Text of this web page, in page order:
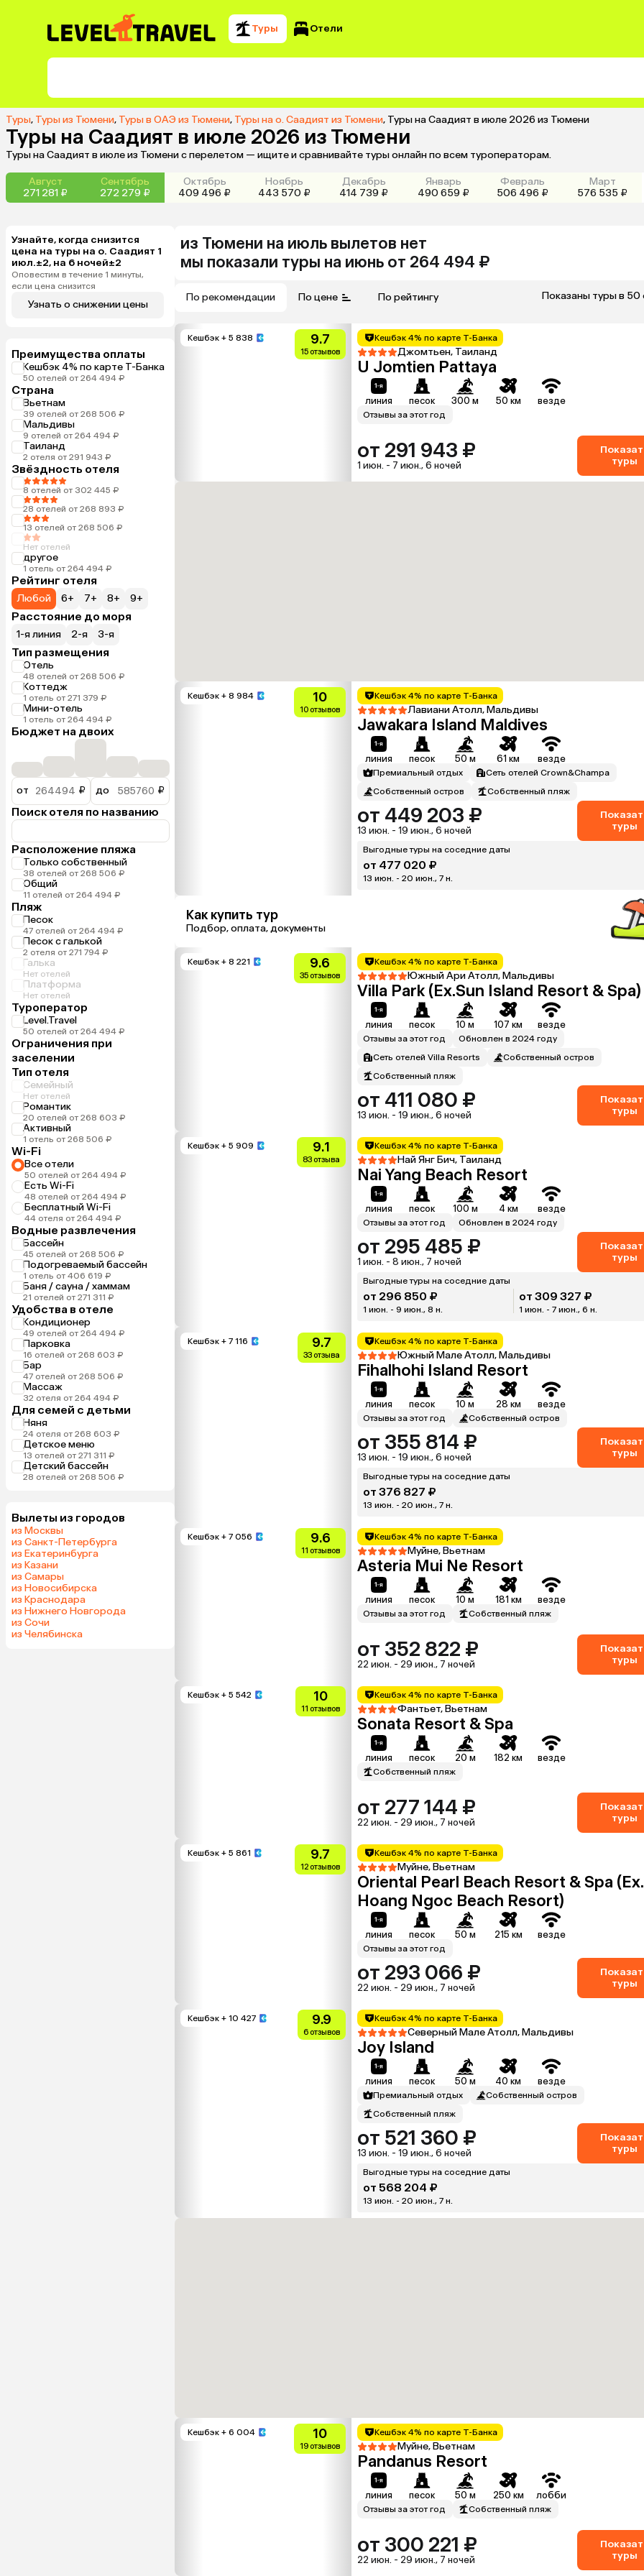
Туры Отели
Туры, Туры из Тюмени, Туры в ОАЭ из Тюмени, Туры на о. Саадият из Тюмени, Туры на Саадият в июле 2026 из Тюмени
Туры на Саадият в июле 2026 из Тюмени
Туры на Саадият в июле из Тюмени с перелетом — ищите и сравнивайте туры онлайн по всем туроператорам.
Август
271 281 ₽
Сентябрь
272 279 ₽
Октябрь
409 496 ₽
Ноябрь
443 570 ₽
Декабрь
414 739 ₽
Январь
490 659 ₽
Февраль
506 496 ₽
Март
576 535 ₽
Узнайте, когда снизится
цена на туры на о. Саадият 1
июл.±2, на 6 ночей±2
Оповестим в течение 1 минуты,
если цена снизится
Узнать о снижении цены
Преимущества оплаты
Кешбэк 4% по карте Т-Банка
50 отелей от 264 494 ₽
Страна
Вьетнам
39 отелей от 268 506 ₽
Мальдивы
9 отелей от 264 494 ₽
Таиланд
2 отеля от 291 943 ₽
Звёздность отеля
8 отелей от 302 445 ₽
28 отелей от 268 893 ₽
13 отелей от 268 506 ₽
Нет отелей
другое
1 отель от 264 494 ₽
Рейтинг отеля
Любой 6+ 7+ 8+ 9+
Расстояние до моря
1-я линия 2-я 3-я
Тип размещения
Отель
48 отелей от 268 506 ₽
Коттедж
1 отель от 271 379 ₽
Мини-отель
1 отель от 264 494 ₽
Бюджет на двоих
от ₽ до ₽
Поиск отеля по названию
Расположение пляжа
Только собственный
38 отелей от 268 506 ₽
Общий
11 отелей от 264 494 ₽
Пляж
Песок
47 отелей от 264 494 ₽
Песок с галькой
2 отеля от 271 794 ₽
Галька
Нет отелей
Платформа
Нет отелей
Туроператор
Level.Travel
50 отелей от 264 494 ₽
Ограничения при
заселении
Тип отеля
Семейный
Нет отелей
Романтик
20 отелей от 268 603 ₽
Активный
1 отель от 268 506 ₽
Wi-Fi
Все отели
50 отелей от 264 494 ₽
Есть Wi-Fi
48 отелей от 264 494 ₽
Бесплатный Wi-Fi
44 отеля от 264 494 ₽
Водные развлечения
Бассейн
45 отелей от 268 506 ₽
Подогреваемый бассейн
1 отель от 406 619 ₽
Баня / сауна / хаммам
21 отелей от 271 311 ₽
Удобства в отеле
Кондиционер
49 отелей от 264 494 ₽
Парковка
16 отелей от 268 603 ₽
Бар
47 отелей от 268 506 ₽
Массаж
32 отеля от 264 494 ₽
Для семей с детьми
Няня
24 отеля от 268 603 ₽
Детское меню
13 отелей от 271 311 ₽
Детский бассейн
28 отелей от 268 506 ₽
Вылеты из городов
из Москвы
из Санкт-Петербурга
из Екатеринбурга
из Казани
из Самары
из Новосибирска
из Краснодара
из Нижнего Новгорода
из Сочи
из Челябинска
из Тюмени на июль вылетов нет
мы показали туры на июнь от 264 494 ₽
По рекомендации По цене По рейтингу Показаны туры в 50
Кешбэк + 5 838 9.7
15 отзывов
Кешбэк 4% по карте Т-Банка
Джомтьен, Таиланд
U Jomtien Pattaya
линия песок 300 м 50 км везде
Отзывы за этот год
от 291 943 ₽
1 июн. - 7 июн., 6 ночей
туры
Кешбэк + 8 984 10
10 отзывов
Кешбэк 4% по карте Т-Банка
Лавиани Атолл, Мальдивы
Jawakara Island Maldives
линия песок 50 м 61 км везде
Премиальный отдых
Сеть отелей Crown&Champa
Собственный остров
Собственный пляж
от 449 203 ₽
13 июн. - 19 июн., 6 ночей
туры
Выгодные туры на соседние даты
от 477 020 ₽
13 июн. - 20 июн., 7 н.
Как купить тур
Подбор, оплата, документы
Кешбэк + 8 221 9.6
35 отзывов
Кешбэк 4% по карте Т-Банка
Южный Ари Атолл, Мальдивы
Villa Park (Ex.Sun Island Resort & Spa)
линия песок 10 м 107 км везде
Отзывы за этот год
Обновлен в 2024 году
Сеть отелей Villa Resorts
Собственный остров
Собственный пляж
от 411 080 ₽
13 июн. - 19 июн., 6 ночей
туры
Кешбэк + 5 909 9.1
83 отзыва
Кешбэк 4% по карте Т-Банка
Най Янг Бич, Таиланд
Nai Yang Beach Resort
линия песок 100 м 4 км везде
Отзывы за этот год Обновлен в 2024 году
от 295 485 ₽
1 июн. - 8 июн., 7 ночей
туры
Выгодные туры на соседние даты
от 296 850 ₽
1 июн. - 9 июн., 8 н.
от 309 327 ₽
1 июн. - 7 июн., 6 н.
Кешбэк + 7 116 9.7
33 отзыва
Кешбэк 4% по карте Т-Банка
Южный Мале Атолл, Мальдивы
Fihalhohi Island Resort
линия песок 10 м 28 км везде
Отзывы за этот год Собственный остров
от 355 814 ₽
13 июн. - 19 июн., 6 ночей
туры
Выгодные туры на соседние даты
от 376 827 ₽
13 июн. - 20 июн., 7 н.
Кешбэк + 7 056 9.6
11 отзывов
Кешбэк 4% по карте Т-Банка
Муйне, Вьетнам
Asteria Mui Ne Resort
линия песок 10 м 181 км везде
Отзывы за этот год Собственный пляж
от 352 822 ₽
22 июн. - 29 июн., 7 ночей
туры
Кешбэк + 5 542 10
11 отзывов
Кешбэк 4% по карте Т-Банка
Фантьет, Вьетнам
Sonata Resort & Spa
линия песок 20 м 182 км везде
Собственный пляж
от 277 144 ₽
22 июн. - 29 июн., 7 ночей
туры
Кешбэк + 5 861 9.7
12 отзывов
Кешбэк 4% по карте Т-Банка
Муйне, Вьетнам
Oriental Pearl Beach Resort & Spa (Ex.
Hoang Ngoc Beach Resort)
линия песок 50 м 215 км везде
Отзывы за этот год
от 293 066 ₽
22 июн. - 29 июн., 7 ночей
туры
Кешбэк + 10 427 9.9
6 отзывов
Кешбэк 4% по карте Т-Банка
Северный Мале Атолл, Мальдивы
Joy Island
линия песок 50 м 40 км везде
Премиальный отдых
Собственный остров
Собственный пляж
от 521 360 ₽
13 июн. - 19 июн., 6 ночей
туры
Выгодные туры на соседние даты
от 568 204 ₽
13 июн. - 20 июн., 7 н.
Кешбэк + 6 004 10
19 отзывов
Кешбэк 4% по карте Т-Банка
Муйне, Вьетнам
Pandanus Resort
линия песок 50 м 250 км лобби
Отзывы за этот год Собственный пляж
от 300 221 ₽
22 июн. - 29 июн., 7 ночей
туры